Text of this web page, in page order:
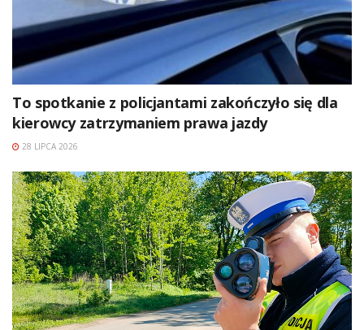
To spotkanie z policjantami zakończyło się dla
kierowcy zatrzymaniem prawa jazdy
28 LIPCA 2026